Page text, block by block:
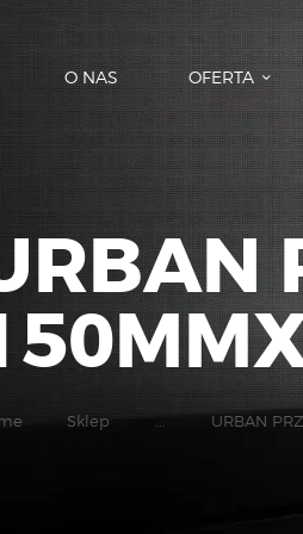
O NAS OFERTA
Sklep ... URBAN